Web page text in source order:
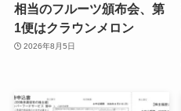
相当のフルーツ頒布会、第
1便はクラウンメロン
2026年8月5日